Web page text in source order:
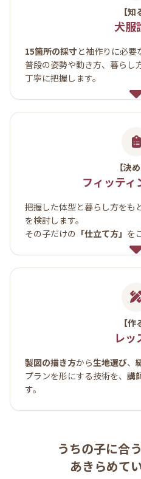
【知
犬服
15箇所の採寸と袖作りに必要
普段の姿勢や動き方、暮らし
丁寧に把握します。
【決
フィッティ
把握した体型と暮らし方をも
を検討します。
その子だけの 「仕立て方」 を
【作
レッ
製図の描き方から生地選び、
プランを形にする技術を、 講
す。
うちの子に合
あきらめて